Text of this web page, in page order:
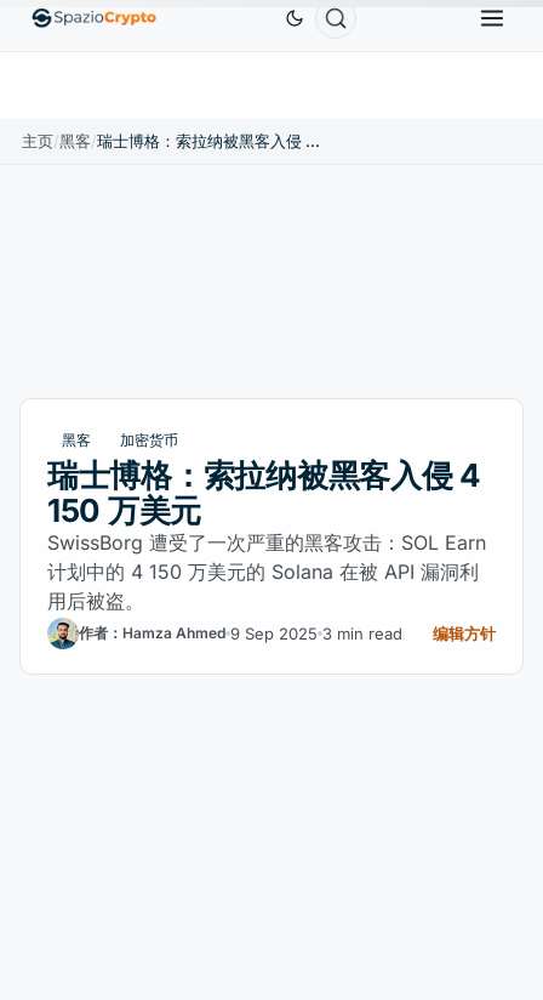
EthereumETHUS$1,880.58 TetherUSDT ↑0.00%
主页/黑客/ 瑞士博格：索拉纳被黑客入侵 4 150 万美元
黑客 加密货币
瑞士博格：索拉纳被黑客入侵 4
150 万美元
SwissBorg 遭受了一次严重的黑客攻击：SOL Earn
计划中的 4 150 万美元的 Solana 在被 API 漏洞利
用后被盗。
作者：Hamza Ahmed 9 Sep 2025 3 min read 编辑方针